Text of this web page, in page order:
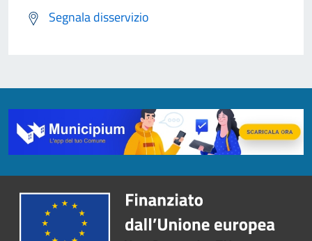
Segnala disservizio